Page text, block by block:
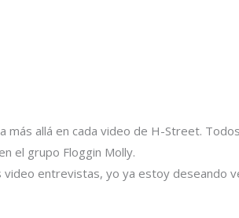
más allá en cada video de H-Street.
el grupo Floggin Molly.
entrevistas, yo ya estoy deseando